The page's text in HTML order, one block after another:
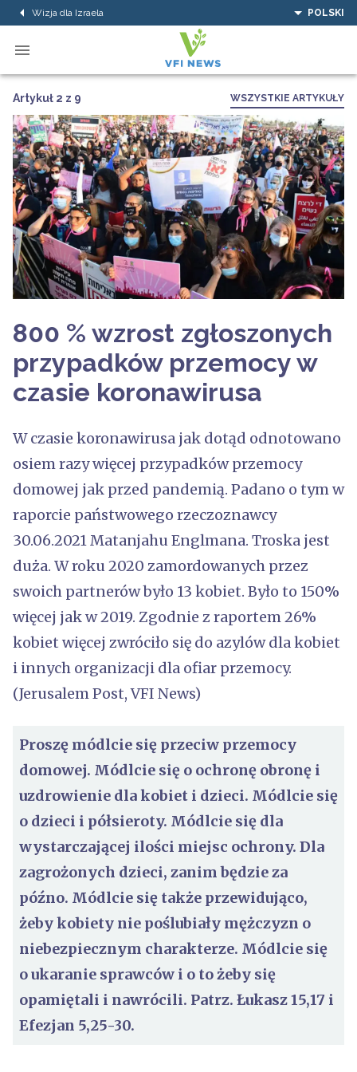
Wizja dla Izraela POLSKI
Artykuł 2 z 9 WSZYSTKIE ARTYKUŁY
800 % wzrost zgłoszonych
przypadków przemocy w
czasie koronawirusa
W czasie koronawirusa jak dotąd odnotowano
osiem razy więcej przypadków przemocy
domowej jak przed pandemią. Padano o tym w
raporcie państwowego rzeczoznawcy
30.06.2021 Matanjahu Englmana. Troska jest
duża. W roku 2020 zamordowanych przez
swoich partnerów było 13 kobiet. Było to 150%
więcej jak w 2019. Zgodnie z raportem 26%
kobiet więcej zwróciło się do azylów dla kobiet
i innych organizacji dla ofiar przemocy.
(Jerusalem Post, VFI News)
Proszę módlcie się przeciw przemocy
domowej. Módlcie się o ochronę obronę i
uzdrowienie dla kobiet i dzieci. Módlcie się
o dzieci i półsieroty. Módlcie się dla
wystarczającej ilości miejsc ochrony. Dla
zagrożonych dzieci, zanim będzie za
późno. Módlcie się także przewidująco,
żeby kobiety nie poślubiały mężczyzn o
niebezpiecznym charakterze. Módlcie się
o ukaranie sprawców i o to żeby się
opamiętali i nawrócili. Patrz. Łukasz 15,17 i
Efezjan 5,25-30.